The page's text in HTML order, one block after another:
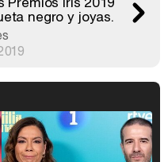
negro y joyas.